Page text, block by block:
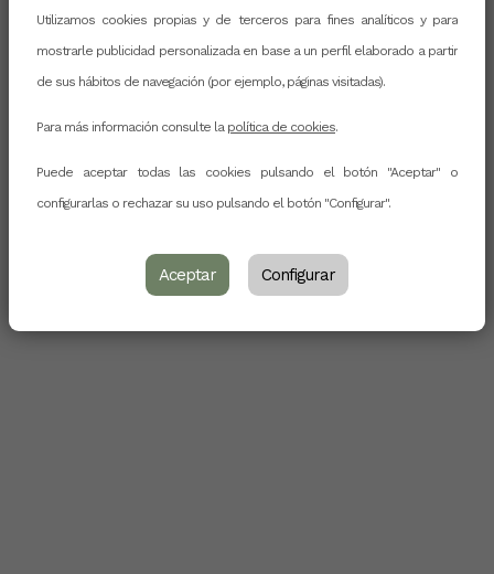
Utilizamos cookies propias y de terceros para fines analíticos y para
mostrarle publicidad personalizada en base a un perfil elaborado a partir
de sus hábitos de navegación (por ejemplo, páginas visitadas).
Para más información consulte la política de cookies.
Puede aceptar todas las cookies pulsando el botón "Aceptar" o
configurarlas o rechazar su uso pulsando el botón "Configurar".
Aceptar Configurar